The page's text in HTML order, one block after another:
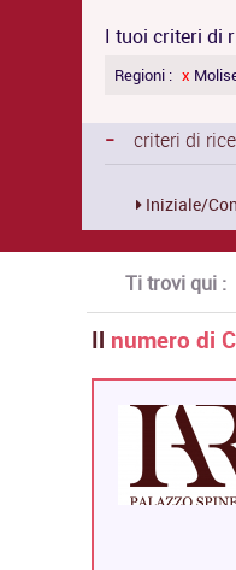
I tuoi criteri di
Regioni : x
- criteri di
Iniziale/
Ti trovi qui :
Il numero di